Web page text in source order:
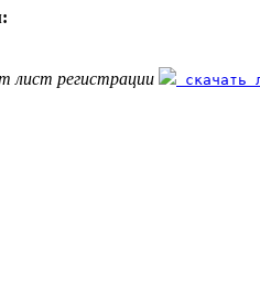
лист регистрации скачать